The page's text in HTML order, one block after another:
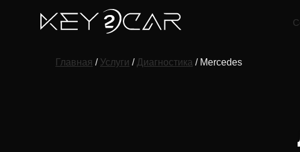
Главная / Услуги / Диагностика / Mercedes